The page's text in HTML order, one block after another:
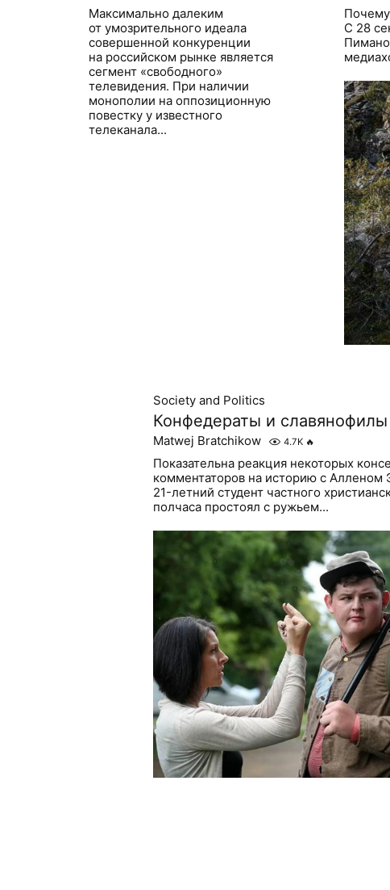
Максимально далеким
от умозрительного идеала
совершенной конкуренции
на российском рынке является
сегмент «свободного»
телевидения. При наличии
монополии на оппозиционную
повестку у известного
телеканала...
С 28
Society and Politics
Конфедераты и славянофилы
Matwej Bratchikow 4.7K 🔥
Показательна реакция некоторых
комментаторов на историю с Алленом
21-летний студент частного
полчаса простоял с ружьем...